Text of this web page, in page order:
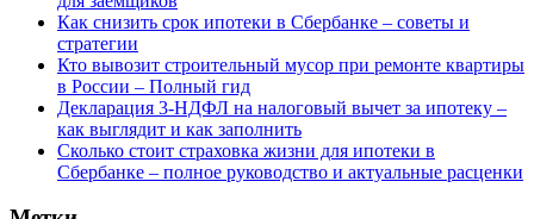
Как снизить срок ипотеки в Сбербанке – советы и
стратегии
Кто вывозит строительный мусор при ремонте квартиры
в России – Полный гид
Декларация 3-НДФЛ на налоговый вычет за ипотеку –
как выглядит и как заполнить
Сколько стоит страховка жизни для ипотеки в
Сбербанке – полное руководство и актуальные расценки